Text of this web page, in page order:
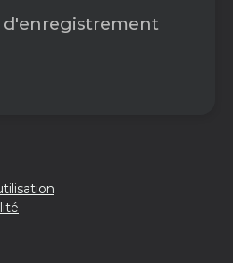
d'enregistrement